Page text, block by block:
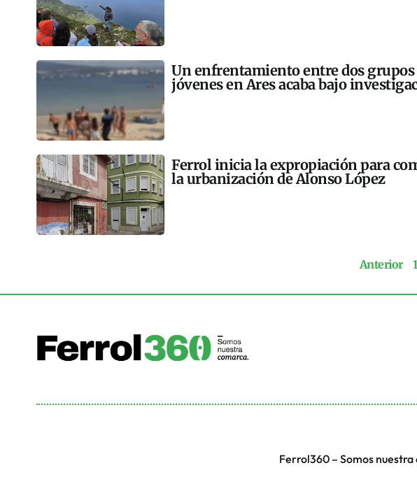
Un enfrentamiento entre dos grupos
jóvenes en Ares acaba bajo
Ferrol inicia la expropiación para
la urbanización de Alonso López
Anterior 1
Ferrol360 – Somos